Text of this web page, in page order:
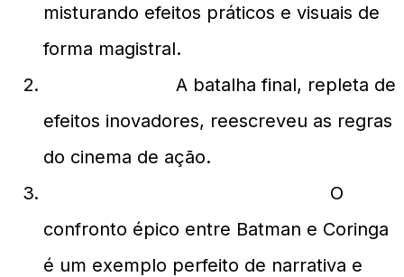
misturando efeitos práticos e visuais de
forma magistral.
A batalha final, repleta de
efeitos inovadores, reescreveu as regras
do cinema de ação.
O
confronto épico entre Batman e Coringa
é um exemplo perfeito de narrativa e